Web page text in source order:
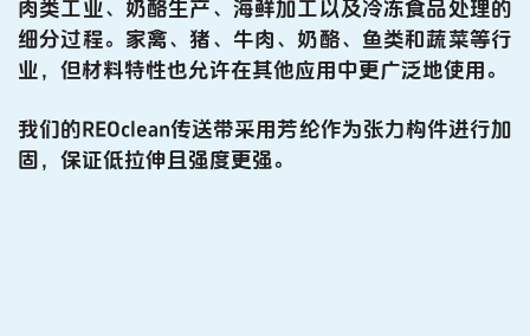
肉类工业、奶酪生产、海鲜加工以及冷冻食品处理的
细分过程。家禽、猪、牛肉、奶酪、鱼类和蔬菜等行
业，但材料特性也允许在其他应用中更广泛地使用。
我们的REOclean传送带采用芳纶作为张力构件进行加
固，保证低拉伸且强度更强。